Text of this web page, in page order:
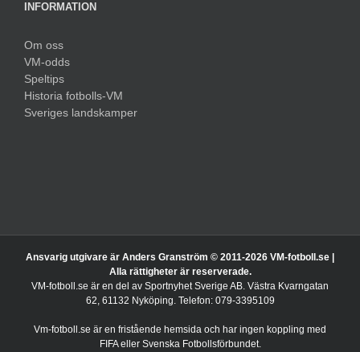
INFORMATION
Om oss
VM-odds
Speltips
Historia fotbolls-VM
Sveriges landskamper
Ansvarig utgivare är Anders Granström © 2011-2026 VM-fotboll.se |
Alla rättigheter är reserverade.
VM-fotboll.se är en del av Sportnyhet Sverige AB. Västra Kvarngatan
62, 61132 Nyköping. Telefon: 079-3395109
Vm-fotboll.se är en fristående hemsida och har ingen koppling med
FIFA eller Svenska Fotbollsförbundet.